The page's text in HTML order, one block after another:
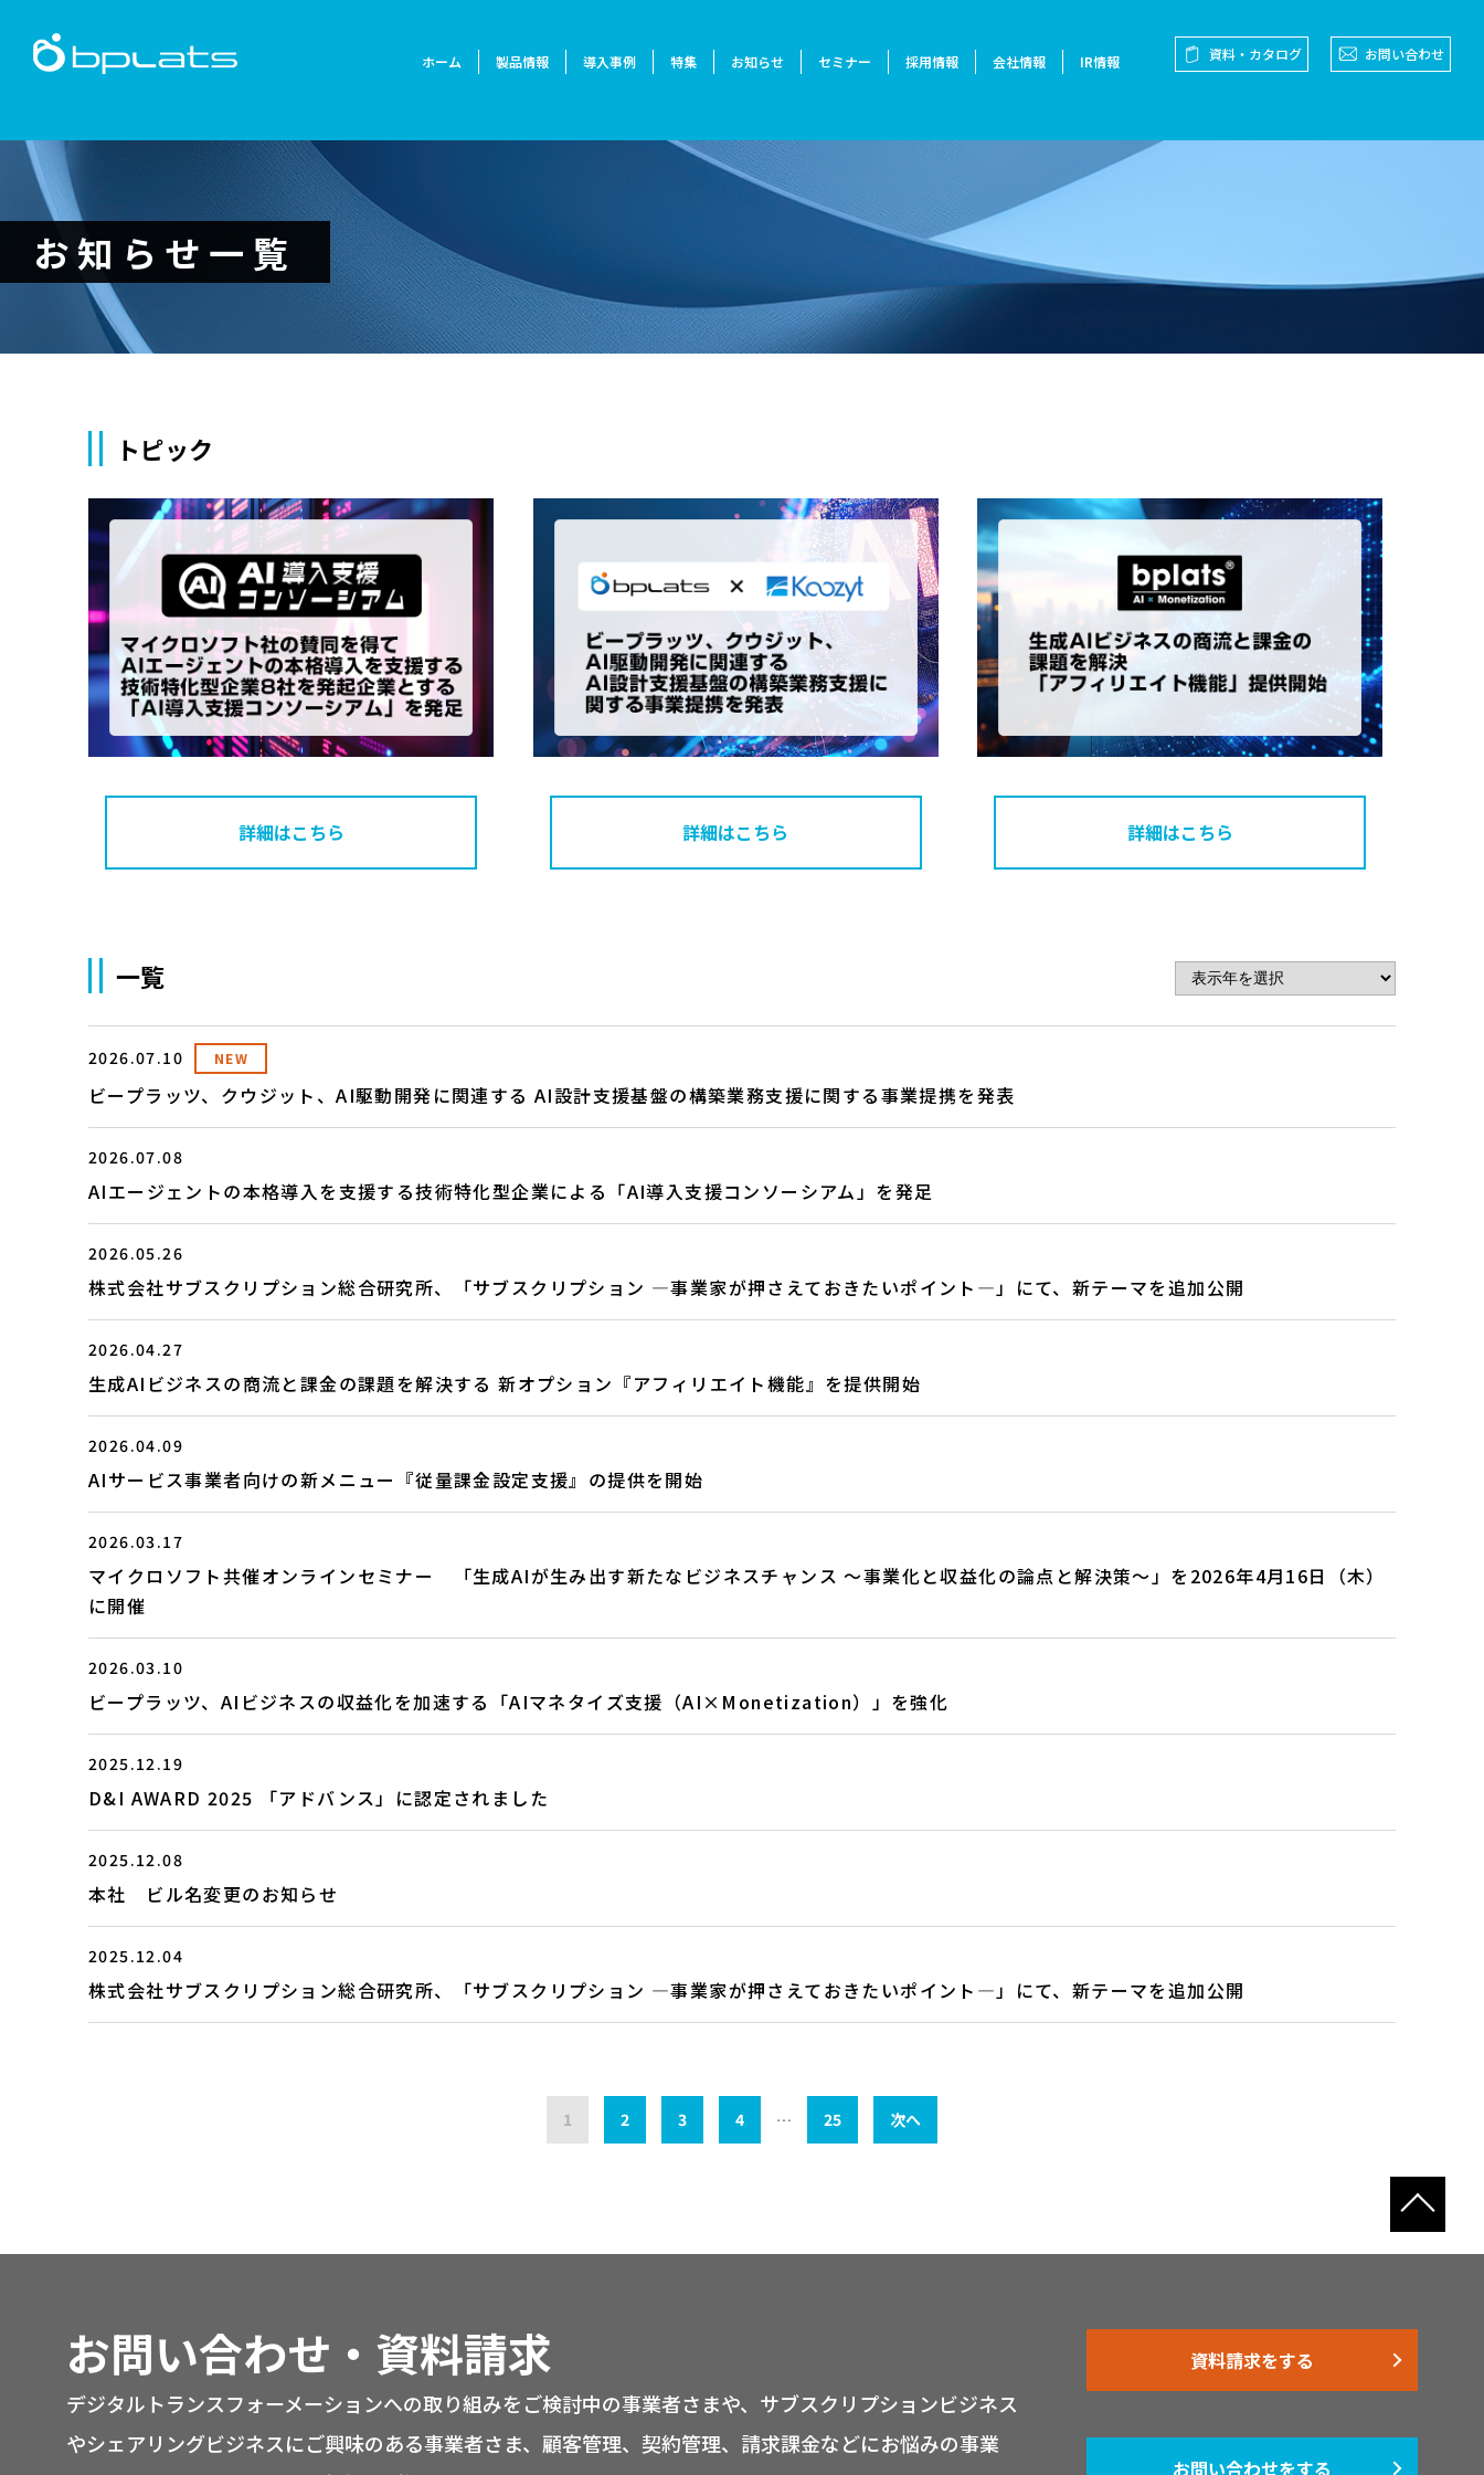
資料・カタログ お問い合わせ
ホーム 製品情報 導入事例 特集 お知らせ セミナー 採用情報 会社情報 IR情報
お知らせ一覧
トピック
詳細はこちら 詳細はこちら 詳細はこちら
一覧
2026.07.10 NEW
ビープラッツ、クウジット、AI駆動開発に関連する AI設計支援基盤の構築業務支援に関する事業提携を発表
2026.07.08
AIエージェントの本格導入を支援する技術特化型企業による「AI導入支援コンソーシアム」を発足
2026.05.26
株式会社サブスクリプション総合研究所、「サブスクリプション ―事業家が押さえておきたいポイント―」にて、新テーマを追加公開
2026.04.27
生成AIビジネスの商流と課金の課題を解決する 新オプション『アフィリエイト機能』を提供開始
2026.04.09
AIサービス事業者向けの新メニュー『従量課金設定支援』の提供を開始
2026.03.17
マイクロソフト共催オンラインセミナー 「生成AIが生み出す新たなビジネスチャンス ～事業化と収益化の論点と解決策～」を2026年4月16日（木）
に開催
2026.03.10
ビープラッツ、AIビジネスの収益化を加速する「AIマネタイズ支援（AI×Monetization）」を強化
2025.12.19
D&I AWARD 2025 「アドバンス」に認定されました
2025.12.08
本社 ビル名変更のお知らせ
2025.12.04
株式会社サブスクリプション総合研究所、「サブスクリプション ―事業家が押さえておきたいポイント―」にて、新テーマを追加公開
1 2 3 4 … 25 次へ
お問い合わせ・資料請求
デジタルトランスフォーメーションへの取り組みをご検討中の事業者さまや、サブスクリプションビジネス
やシェアリングビジネスにご興味のある事業者さま、顧客管理、契約管理、請求課金などにお悩みの事業
資料請求をする
お問い合わせをする